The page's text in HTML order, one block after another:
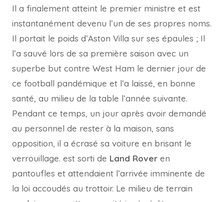
Il a finalement atteint le premier ministre et est
instantanément devenu l’un de ses propres noms.
Il portait le poids d’Aston Villa sur ses épaules ; Il
l’a sauvé lors de sa première saison avec un
superbe but contre West Ham le dernier jour de
ce football pandémique et l’a laissé, en bonne
santé, au milieu de la table l’année suivante.
Pendant ce temps, un jour après avoir demandé
au personnel de rester à la maison, sans
opposition, il a écrasé sa voiture en brisant le
verrouillage. est sorti de Land Rover en
pantoufles et attendaient l’arrivée imminente de
la loi accoudés au trottoir. Le milieu de terrain